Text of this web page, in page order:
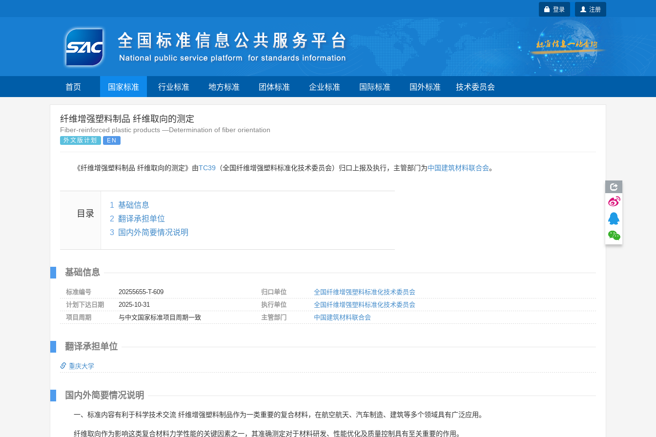
注册
登录
首页 国家标准 行业标准 地方标准 团体标准 企业标准 国际标准 国外标准 技术委员会
纤维增强塑料制品 纤维取向的测定
Fiber-reinforced plastic products —Determination of fiber orientation
外文版计划 EN
《纤维增强塑料制品 纤维取向的测定》由TC39 （全国纤维增强塑料标准化技术委员会）归口上报及执行，主管部门为中国建筑材料联合会。
目录
1 基础信息
2 翻译承担单位
3
国内外简要情况说明
基础信息
标准编号
20255655-T-609
计划下达日期
2025-10-31
项目周期
与中文国家标准项目周期一致
归口单位
全国纤维增强塑料标准化技术委员会
执行单位
全国纤维增强塑料标准化技术委员会
主管部门
中国建筑材料联合会
翻译承担单位
重庆大学
国内外简要情况说明
一、标准内容有利于科学技术交流 纤维增强塑料制品作为一类重要的复合材料，在航空航天、汽车制造、建筑等多个领域具有广泛应用。
纤维取向作为影响这类复合材料力学性能的关键因素之一，其准确测定对于材料研发、性能优化及质量控制具有至关重要的作用。